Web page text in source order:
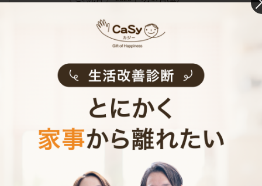
掃除場所 キッチン トイレ お風呂 洗面所
ありがとうございました。
掃除していただいた箇所を見て「あ、こんなところもキレイ
になってる」と発見がいろいろ。清掃していただいた水回り
は気持ちいいの一言です。
清掃場所が変わるごと...
お掃除代行
評価